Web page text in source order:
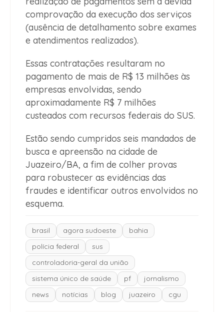
comprovação da execução dos serviços
(ausência de detalhamento sobre exames
e atendimentos realizados).
Essas contratações resultaram no
pagamento de mais de R$ 13 milhões às
empresas envolvidas, sendo
aproximadamente R$ 7 milhões
custeados com recursos federais do SUS.
Estão sendo cumpridos seis mandados de
busca e apreensão na cidade de
Juazeiro/BA, a fim de colher provas
para robustecer as evidências das
fraudes e identificar outros envolvidos no
esquema.
brasil agora sudoeste
bahia
polícia federal
sus
controladoria-geral da união
sistema único de saúde
pf
jornalismo
news
notícias blog juazeiro cgu